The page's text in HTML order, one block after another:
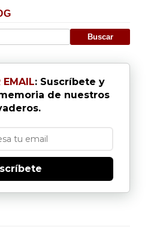
EMAIL: Suscríbete y
de nuestros